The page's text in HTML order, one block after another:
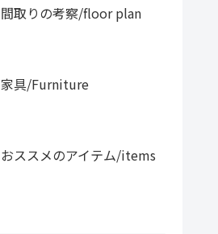
間取りの考察/floor plan
家具/Furniture
おススメのアイテム/items